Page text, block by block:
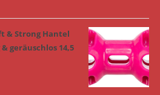
& Strong Hantel
geräuschlos 14,5